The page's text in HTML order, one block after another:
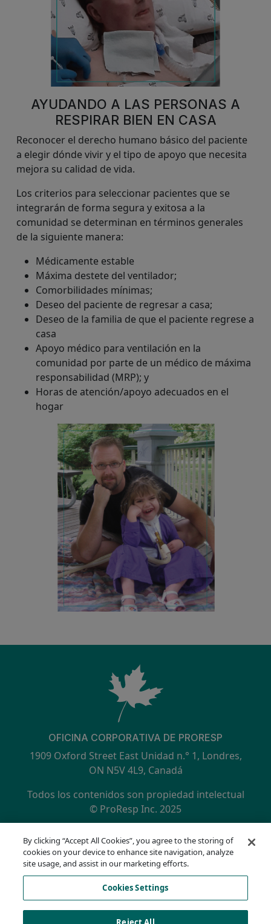
AYUDANDO A LAS PERSONAS A
RESPIRAR BIEN EN CASA
Reconocer el derecho humano básico del paciente
a elegir dónde vivir y el tipo de apoyo que necesita
mejora su calidad de vida.
Los criterios para seleccionar pacientes que se
integrarán de forma segura y exitosa a la
comunidad se determinan en términos generales
de la siguiente manera:
Médicamente estable
Máxima destete del ventilador;
Comorbilidades mínimas;
Deseo del paciente de regresar a casa;
Deseo de la familia de que el paciente regrese a
casa
Apoyo médico para ventilación en la
comunidad por parte de un médico de máxima
responsabilidad (MRP); y
Horas de atención/apoyo adecuados en el
hogar
OFICINA CORPORATIVA DE PRORESP
1909 Oxford Street East Unidad n.° 1, Londres,
ON N5V 4L9, Canadá
Todos los contenidos son propiedad intelectual
© ProResp Inc. 2025
SECONDARY MENU
política de privacidad
Línea directa de cumplimiento
Condiciones de uso
AODA
Cookies Settings
By clicking “Accept All Cookies”, you agree to the storing of
cookies on your device to enhance site navigation, analyze
site usage, and assist in our marketing efforts.
Cookies Settings